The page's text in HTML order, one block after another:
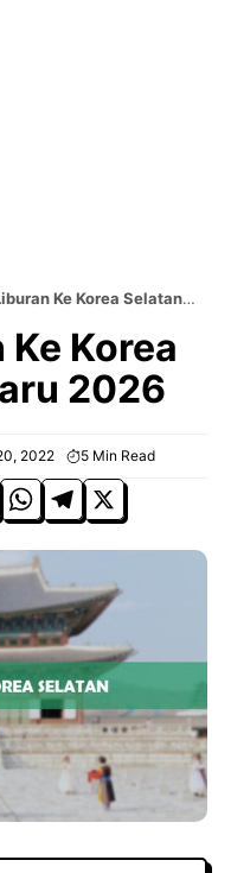
Ke Korea Selatan
Korea
2026
2022 5 Min Read
W
h
a
t
s
A
p
p
T
el
e
g
r
a
m
X